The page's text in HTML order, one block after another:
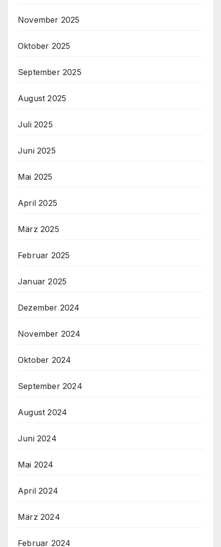
November 2025
Oktober 2025
September 2025
August 2025
Juli 2025
Juni 2025
Mai 2025
April 2025
März 2025
Februar 2025
Januar 2025
Dezember 2024
November 2024
Oktober 2024
September 2024
August 2024
Juni 2024
Mai 2024
April 2024
März 2024
Februar 2024